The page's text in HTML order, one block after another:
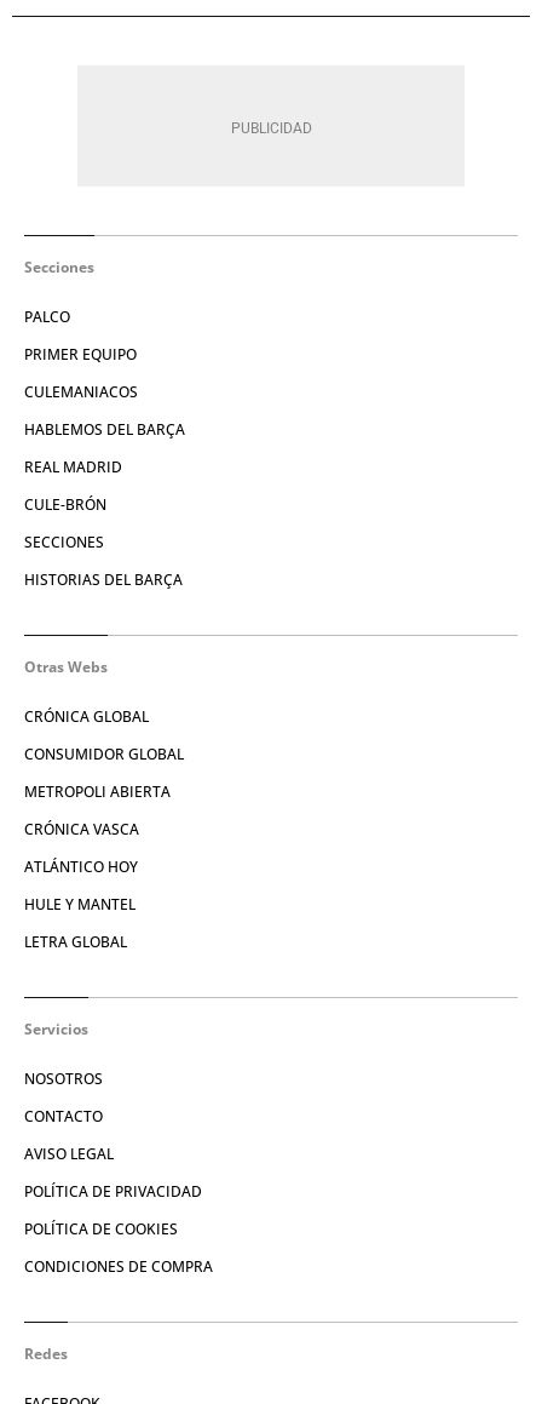
Secciones
PALCO
PRIMER EQUIPO
CULEMANIACOS
HABLEMOS DEL BARÇA
REAL MADRID
CULE-BRÓN
SECCIONES
HISTORIAS DEL BARÇA
Otras Webs
CRÓNICA GLOBAL
CONSUMIDOR GLOBAL
METROPOLI ABIERTA
CRÓNICA VASCA
ATLÁNTICO HOY
HULE Y MANTEL
LETRA GLOBAL
Servicios
NOSOTROS
CONTACTO
AVISO LEGAL
POLÍTICA DE PRIVACIDAD
POLÍTICA DE COOKIES
CONDICIONES DE COMPRA
Redes